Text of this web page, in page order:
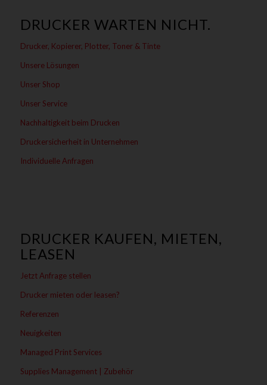
DRUCKER WARTEN NICHT.
Drucker, Kopierer, Plotter, Toner & Tinte
Unsere Lösungen
Unser Shop
Unser Service
Nachhaltigkeit beim Drucken
Druckersicherheit in Unternehmen
Individuelle Anfragen
DRUCKER KAUFEN, MIETEN,
LEASEN
Jetzt Anfrage stellen
Drucker mieten oder leasen?
Referenzen
Neuigkeiten
Managed Print Services
Supplies Management | Zubehör